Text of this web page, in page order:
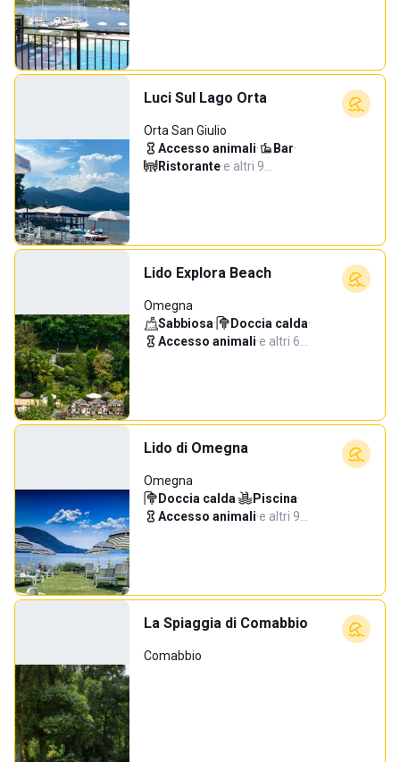
Luci Sul Lago Orta
Orta San Giulio
Accesso animali· Bar·
Ristorante·e altri 9…
Lido Explora Beach
Omegna
Sabbiosa· Doccia calda·
Accesso animali·e altri 6…
Lido di Omegna
Omegna
Doccia calda· Piscina·
Accesso animali·e altri 9…
La Spiaggia di Comabbio
Comabbio